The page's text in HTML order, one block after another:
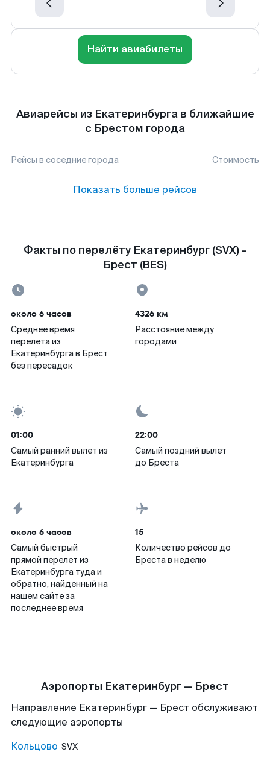
Найти авиабилеты
Авиарейсы из Екатеринбурга в ближайшие
с Брестом города
Рейсы в соседние города Стоимость
Показать больше рейсов
Факты по перелёту Екатеринбург (SVX) -
Брест (BES)
около 6 часов
Среднее время
перелета из
Екатеринбурга в Брест
без пересадок
4326 км
Расстояние между
городами
01:00
Самый ранний вылет из
Екатеринбурга
22:00
Самый поздний вылет
до Бреста
около 6 часов
Самый быстрый
прямой перелет из
Екатеринбурга туда и
обратно, найденный на
нашем сайте за
последнее время
15
Количество рейсов до
Бреста в неделю
Аэропорты Екатеринбург — Брест
Направление Екатеринбург — Брест обслуживают
следующие аэропорты
Кольцово SVX